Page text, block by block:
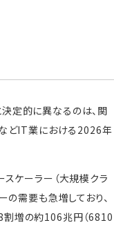
定的に異なるのは、関
どIT業における2026年
スケーラー（大規模クラ
の需要も急増しており、
割増の約106兆円（6810